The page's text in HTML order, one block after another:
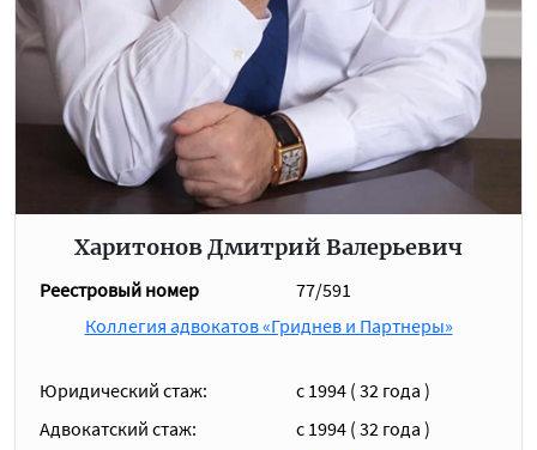
Харитонов Дмитрий Валерьевич
Реестровый номер
77/591
Коллегия адвокатов «Гриднев и Партнеры»
Юридический стаж:
с 1994 ( 32 года )
Адвокатский стаж:
c 1994 ( 32 года )